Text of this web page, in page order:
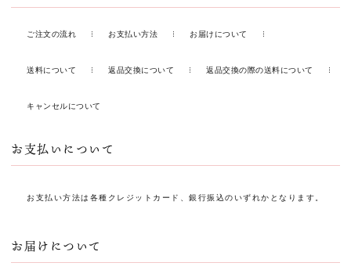
ご注文の流れ お支払い方法 お届けについて
送料について 返品交換について 返品交換の際の送料について
キャンセルについて
お支払いについて
お支払い方法は各種クレジットカード、銀行振込のいずれかとなります。
お届けについて